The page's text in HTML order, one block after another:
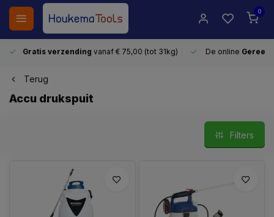
0
Gratis verzending vanaf € 75,00 (tot 31kg) De online
Terug
Accu drukspuit
Filters